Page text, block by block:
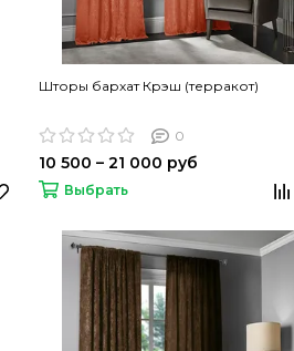
Шторы бархат Крэш (терракот)
0
10 500 – 21 000 руб
Выбрать